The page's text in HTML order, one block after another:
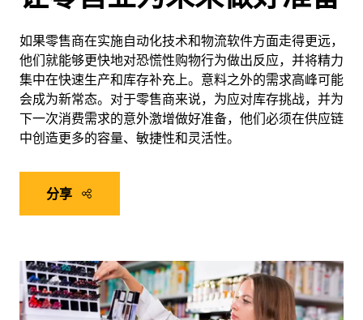
如果零售商在实施自动化技术和物流软件方面走得更远，
他们就能够更快地对恐慌性购物行为做出反应，并将精力
集中在快速生产和库存补充上。意料之外的需求高峰可能
会成为新常态。对于零售商来说，为应对库存挑战，并为
下一次消费需求的意外激增做好准备，他们必须在供应链
中创造更多的容量、敏捷性和灵活性。
分享